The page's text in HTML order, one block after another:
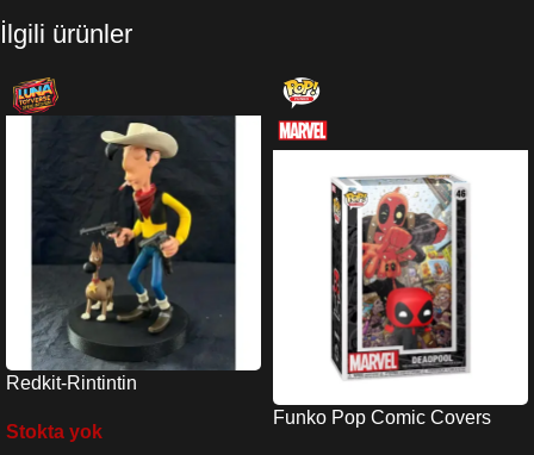
İlgili ürünler
Redkit-Rintintin
Stokta yok
Funko Pop Comic Covers